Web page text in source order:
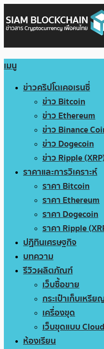
เมนู
ข่าวคริปโตเคอเรนซี่
ข่าว Bitcoin
ข่าว Ethereum
ข่าว Binance
ข่าว Dogecoin
ข่าว Ripple
ราคาและการวิเคราะห์
ราคา Bitcoin
ราคา Ethereum
ราคา Dogecoin
ราคา Ripple
ปฏิทินเศรษฐกิจ
บทความ
รีวิวผลิตภัณฑ์
เว็บซื้อขาย
กระเป๋าเก็บเหรีย
เครื่องขุด
เว็บขุดแบบ
ห้องเรียน